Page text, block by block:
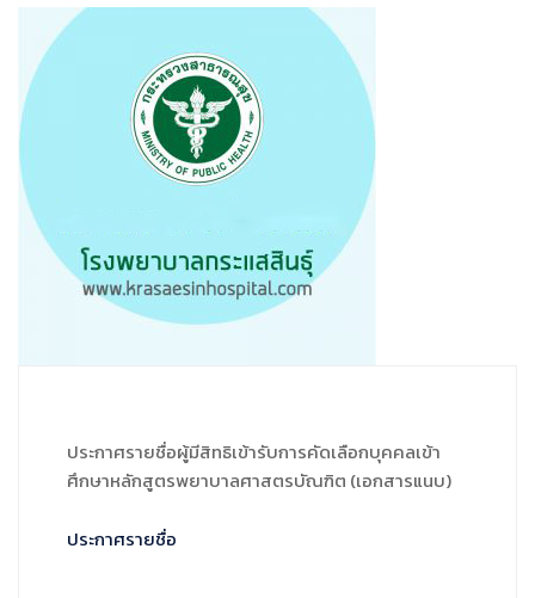
ประกาศรายชื่อผู้มีสิทธิเข้ารับการคัดเลือกบุคคลเข้า
ศึกษาหลักสูตรพยาบาลศาสตรบัณฑิต (เอกสารแนบ)
ประกาศรายชื่อ